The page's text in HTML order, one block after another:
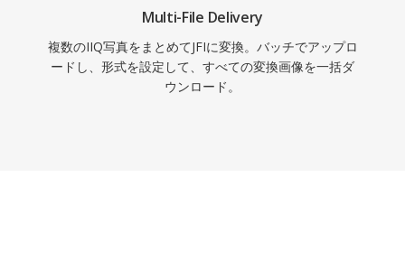
Multi-File Delivery
複数のIIQ写真をまとめてJFIに変換。バッチでアップロ
ードし、形式を設定して、すべての変換画像を一括ダ
ウンロード。